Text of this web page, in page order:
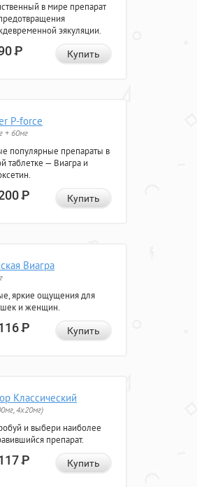
в мире препарат
эякуляции.
Р Купить
P-force
+ 60мг
популярные препараты в
таблетке — Виагра и
Р Купить
Виагра
яркие ощущения для
и женщин.
Р Купить
Классический
4x20мг)
и выбери наиболее
препарат.
Р Купить